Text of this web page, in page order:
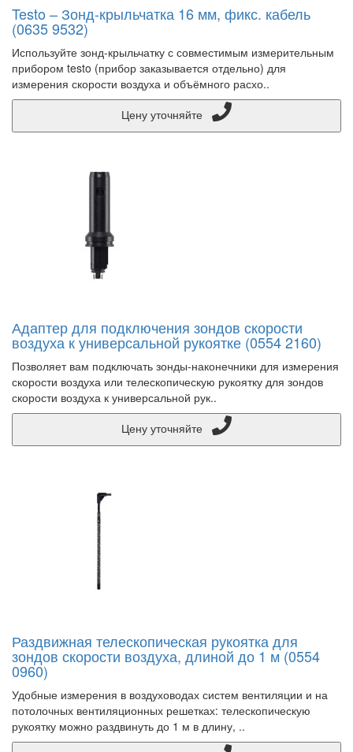
Testo – Зонд-крыльчатка 16 мм, фикс. кабель
(0635 9532)
Используйте зонд-крыльчатку с совместимым измерительным
прибором testo (прибор заказывается отдельно) для
измерения скорости воздуха и объёмного расхо..
Адаптер для подключения зондов скорости
воздуха к универсальной рукоятке (0554 2160)
Позволяет вам подключать зонды-наконечники для измерения
скорости воздуха или телескопическую рукоятку для зондов
скорости воздуха к универсальной рук..
Раздвижная телескопическая рукоятка для
зондов скорости воздуха, длиной до 1 м (0554
0960)
Удобные измерения в воздуховодах систем вентиляции и на
потолочных вентиляционных решетках: телескопическую
рукоятку можно раздвинуть до 1 м в длину, ..